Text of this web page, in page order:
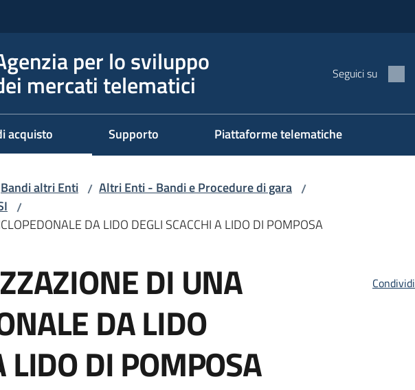
per lo sviluppo
mercati telematici Seguici su
acquisto Supporto Piattaforme telematiche
Bandi altri Enti / Altri Enti - Bandi e Procedure di gara /
/
DA LIDO DEGLI SCACCHI A LIDO DI POMPOSA
DI UNA
DA LIDO
LIDO DI POMPOSA
Condividi